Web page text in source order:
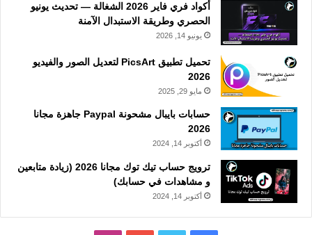
أكواد فري فاير 2026 الشغالة — تحديث يونيو
الحصري وطريقة الاستبدال الآمنة
يونيو 14, 2026
تحميل تطبيق PicsArt لتعديل الصور والفيديو
2026
مايو 29, 2025
حسابات بايبال مشحونة Paypal جاهزة مجانا
2026
أكتوبر 14, 2024
ترويج حساب تيك توك مجانا 2026 (زيادة متابعين
و مشاهدات في حسابك)
أكتوبر 14, 2024